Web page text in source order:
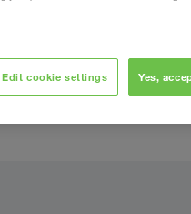
van transportpartners
Profiteer van de
prijzen!
Edit cookie settings Yes,